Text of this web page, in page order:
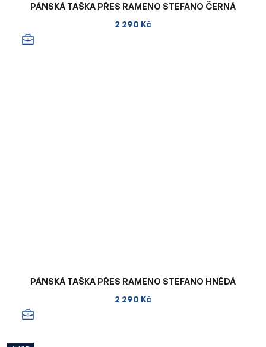
PÁNSKÁ TAŠKA PŘES RAMENO STEFANO ČERNÁ
2 290 Kč
PÁNSKÁ TAŠKA PŘES RAMENO STEFANO HNĚDÁ
2 290 Kč